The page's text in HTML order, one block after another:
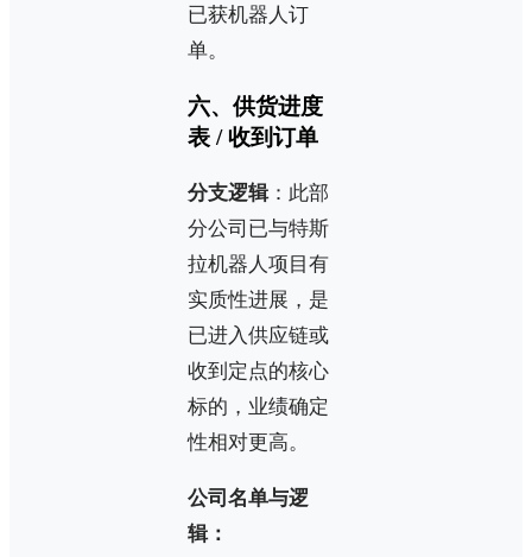
已获机器人订
单。
六、供货进度
表 / 收到订单
分支逻辑：此部
分公司已与特斯
拉机器人项目有
实质性进展，是
已进入供应链或
收到定点的核心
标的，业绩确定
性相对更高。
公司名单与逻
辑：